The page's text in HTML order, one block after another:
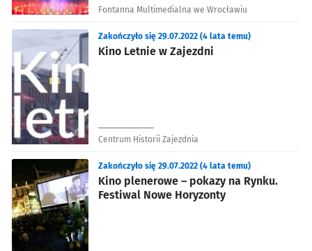
Fontanna Multimedialna we Wrocławiu
Kino Letnie w Zajezdni
Zakończyło się 29.07.2022 (4 lata temu)
Centrum Historii Zajezdnia
Kino plenerowe – pokazy na Rynku.
Festiwal Nowe Horyzonty
Zakończyło się 29.07.2022 (4 lata temu)